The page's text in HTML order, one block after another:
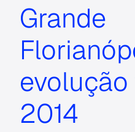
Grande
2014